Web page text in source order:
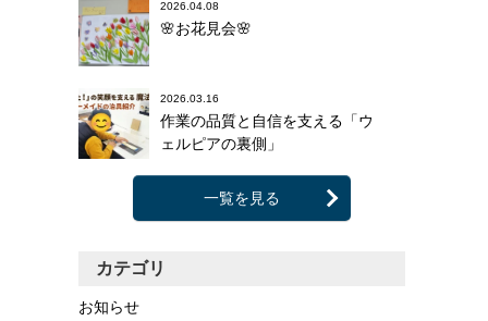
2026.04.08
🌸お花見会🌸
2026.03.16
作業の品質と自信を支える「ウ
ェルピアの裏側」
一覧を見る
カテゴリ
お知らせ